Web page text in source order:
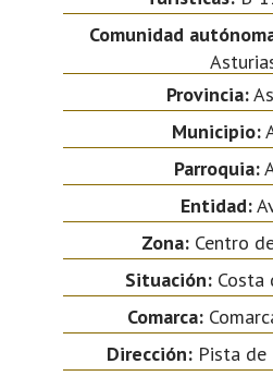
Comunidad
Provincia:
Municipio:
Parroquia:
Entidad:
Zona:Centro
Situación: Costa
Comarca:
Dirección:Pista de